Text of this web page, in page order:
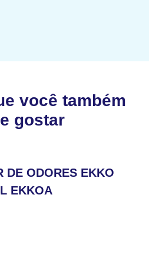
você também
gostar
DE ODORES EKKO
EKKOA